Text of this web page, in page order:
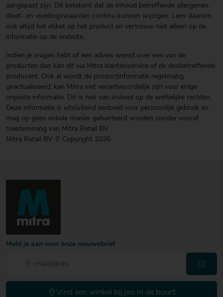
aangepast zijn. Dit betekent dat de inhoud betreffende allergenen,
dieet- en voedingswaarden continu kunnen wijzigen. Lees daarom
ook altijd het etiket op het product en vertrouw niet alleen op de
informatie op de website.
Indien je vragen hebt of een advies wenst over een van de
producten dan kan dit via Mitra klantenservice of de desbetreffende
producent. Ook al wordt de productinformatie regelmatig
geactualiseerd, kan Mitra niet verantwoordelijk zijn voor enige
onjuiste informatie. Dit is niet van invloed op de wettelijke rechten.
Deze informatie is uitsluitend bedoeld voor persoonlijk gebruik en
mag op geen enkele manier gehanteerd worden zonder vooraf
toestemming van Mitra Retail BV.
Mitra Retail BV © Copyright 2026
Meld je aan voor onze nieuwsbrief
Vind een winkel bij jou in de buurt